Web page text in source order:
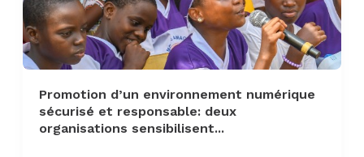
Promotion d’un environnement numérique
sécurisé et responsable: deux
organisations sensibilisent...